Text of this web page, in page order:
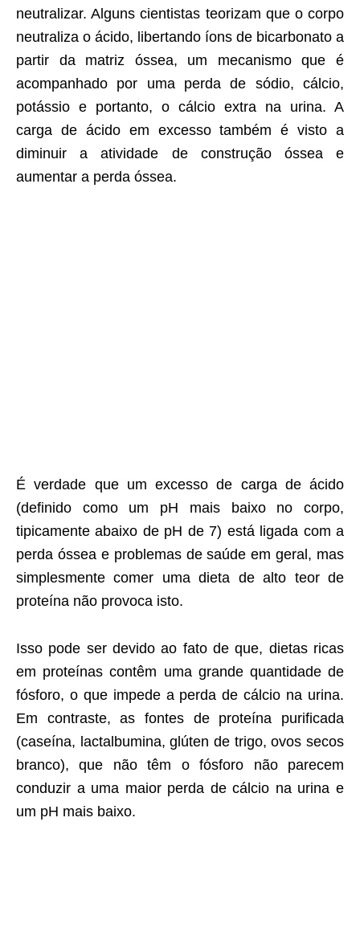
neutralizar. Alguns cientistas teorizam que o corpo
neutraliza o ácido, libertando íons de bicarbonato a
partir da matriz óssea, um mecanismo que é
acompanhado por uma perda de sódio, cálcio,
potássio e portanto, o cálcio extra na urina. A
carga de ácido em excesso também é visto a
diminuir a atividade de construção óssea e
aumentar a perda óssea.
É verdade que um excesso de carga de ácido
(definido como um pH mais baixo no corpo,
tipicamente abaixo de pH de 7) está ligada com a
perda óssea e problemas de saúde em geral, mas
simplesmente comer uma dieta de alto teor de
proteína não provoca isto.
Isso pode ser devido ao fato de que, dietas ricas
em proteínas contêm uma grande quantidade de
fósforo, o que impede a perda de cálcio na urina.
Em contraste, as fontes de proteína purificada
(caseína, lactalbumina, glúten de trigo, ovos secos
branco), que não têm o fósforo não parecem
conduzir a uma maior perda de cálcio na urina e
um pH mais baixo.